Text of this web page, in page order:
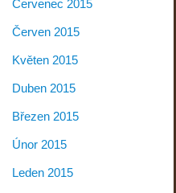
Červenec 2015
Červen 2015
Květen 2015
Duben 2015
Březen 2015
Únor 2015
Leden 2015